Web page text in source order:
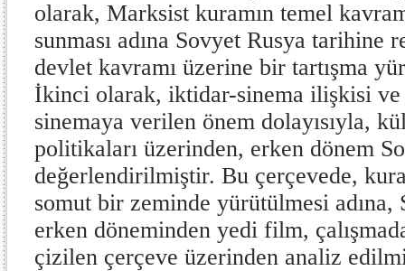
olarak, Marksist kuramın temel
sunması adına Sovyet Rusya tarihine
devlet kavramı üzerine bir tartışma
İkinci olarak, iktidar-sinema ilişkisi ve
sinemaya verilen önem dolayısıyla,
politikaları üzerinden, erken dönem
değerlendirilmiştir. Bu çerçevede,
somut bir zeminde yürütülmesi adına,
erken döneminden yedi film,
çizilen çerçeve üzerinden analiz